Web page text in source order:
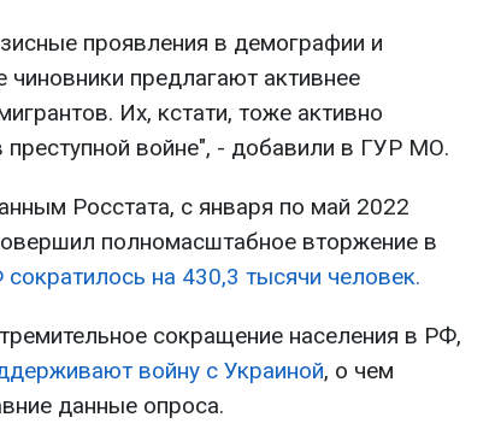
проявления в демографии и
чиновники предлагают активнее
Их, кстати, тоже активно
преступной войне", - добавили в ГУР МО.
Росстата, с января по май 2022
полномасштабное вторжение в
на 430,3 тысячи человек.
сокращение населения в РФ,
войну с Украиной, о чем
данные опроса.